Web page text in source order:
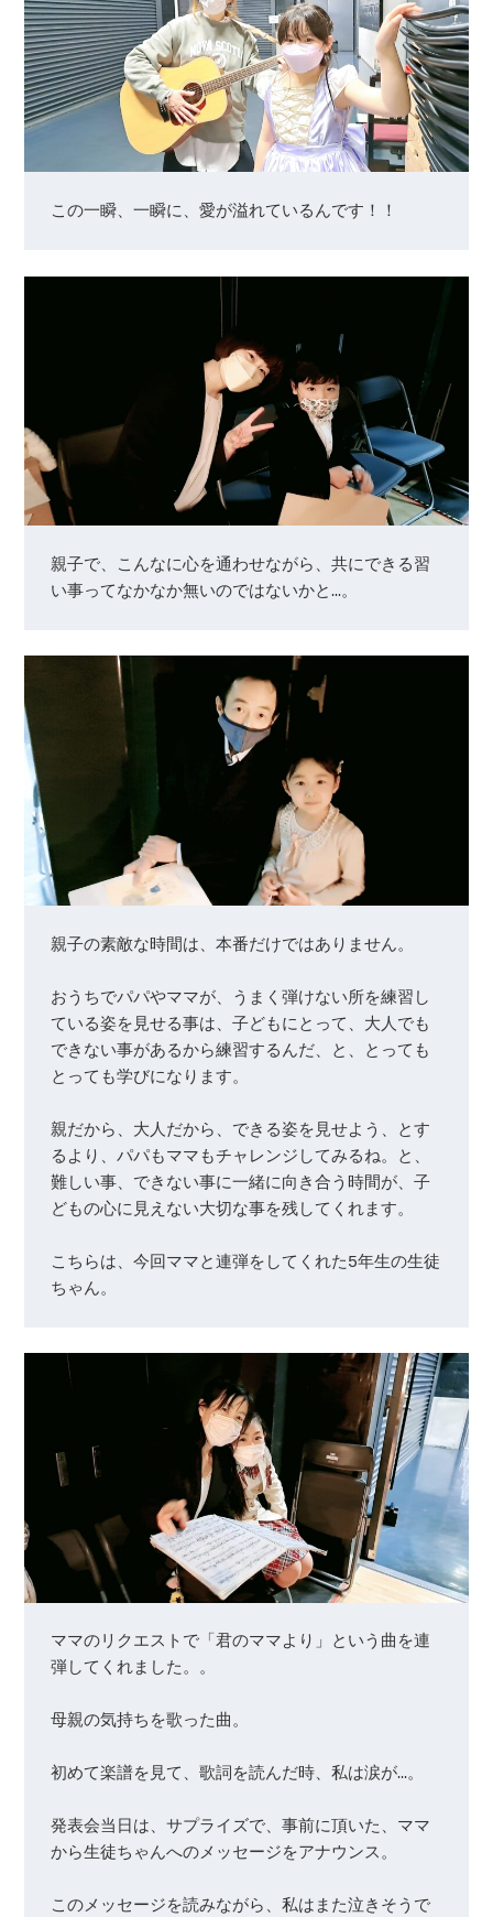
この一瞬、一瞬に、愛が溢れているんです！！
親子で、こんなに心を通わせながら、共にできる習
い事ってなかなか無いのではないかと…。
親子の素敵な時間は、本番だけではありません。
おうちでパパやママが、うまく弾けない所を練習し
ている姿を見せる事は、子どもにとって、大人でも
できない事があるから練習するんだ、と、とっても
とっても学びになります。
親だから、大人だから、できる姿を見せよう、とす
るより、パパもママもチャレンジしてみるね。と、
難しい事、できない事に一緒に向き合う時間が、子
どもの心に見えない大切な事を残してくれます。
こちらは、今回ママと連弾をしてくれた5年生の生徒
ちゃん。
ママのリクエストで「君のママより」という曲を連
弾してくれました。。
母親の気持ちを歌った曲。
初めて楽譜を見て、歌詞を読んだ時、私は涙が…。
発表会当日は、サプライズで、事前に頂いた、ママ
から生徒ちゃんへのメッセージをアナウンス。
このメッセージを読みながら、私はまた泣きそうで